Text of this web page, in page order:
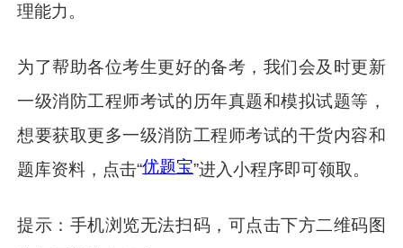
理能力。
为了帮助各位考生更好的备考，我们会及时更新
一级消防工程师考试的历年真题和模拟试题等，
想要获取更多一级消防工程师考试的干货内容和
题库资料，点击“优题宝”进入小程序即可领取。
提示：手机浏览无法扫码，可点击下方二维码图